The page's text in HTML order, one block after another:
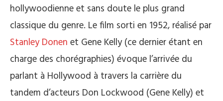
hollywoodienne et sans doute le plus grand
classique du genre. Le film sorti en 1952, réalisé par
Stanley Donen et Gene Kelly (ce dernier étant en
charge des chorégraphies) évoque l’arrivée du
parlant à Hollywood à travers la carrière du
tandem d’acteurs Don Lockwood (Gene Kelly) et